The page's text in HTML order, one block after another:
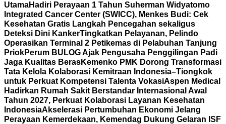
UtamaHadiri Perayaan 1 Tahun Suherman Widyatomo
Integrated Cancer Center (SWICC), Menkes Budi: Cek
Kesehatan Gratis Langkah Pencegahan sekaligus
Deteksi Dini KankerTingkatkan Pelayanan, Pelindo
Operasikan Terminal 2 Petikemas di Pelabuhan Tanjung
PriokPerum BULOG Ajak Pengusaha Penggilingan Padi
Jaga Kualitas BerasKemenko PMK Dorong Transformasi
Tata Kelola Kolaborasi Kemitraan Indonesia–Tiongkok
untuk Perkuat Kompetensi Talenta VokasiAspen Medical
Hadirkan Rumah Sakit Berstandar Internasional Awal
Tahun 2027, Perkuat Kolaborasi Layanan Kesehatan
IndonesiaAkselerasi Pertumbuhan Ekonomi Jelang
Perayaan Kemerdekaan, Kemendag Dukung Gelaran ISF